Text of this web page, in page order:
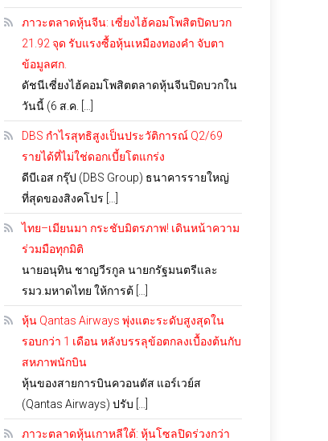
ภาวะตลาดหุ้นจีน: เซี่ยงไฮ้คอมโพสิตปิดบวก
21.92 จุด รับแรงซื้อหุ้นเหมืองทองคำ จับตา
ข้อมูลศก.
ดัชนีเซี่ยงไฮ้คอมโพสิตตลาดหุ้นจีนปิดบวกใน
วันนี้ (6 ส.ค. […]
DBS กำไรสุทธิสูงเป็นประวัติการณ์ Q2/69
รายได้ที่ไม่ใช่ดอกเบี้ยโตแกร่ง
ดีบีเอส กรุ๊ป (DBS Group) ธนาคารรายใหญ่
ที่สุดของสิงคโปร […]
ไทย–เมียนมา กระชับมิตรภาพ! เดินหน้าความ
ร่วมมือทุกมิติ
นายอนุทิน ชาญวีรกูล นายกรัฐมนตรีและ
รมว.มหาดไทย ให้การต้ […]
หุ้น Qantas Airways พุ่งแตะระดับสูงสุดใน
รอบกว่า 1 เดือน หลังบรรลุข้อตกลงเบื้องต้นกับ
สหภาพนักบิน
หุ้นของสายการบินควอนตัส แอร์เวย์ส
(Qantas Airways) ปรับ […]
ภาวะตลาดหุ้นเกาหลีใต้: หุ้นโซลปิดร่วงกว่า